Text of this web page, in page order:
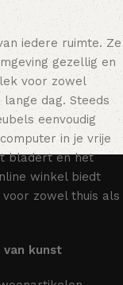
iedere ruimte. Ze
gezellig en
voor zowel
dag. Steeds
eenvoudig
in je vrije
bladert en het
winkel biedt
zowel thuis als
van kunst